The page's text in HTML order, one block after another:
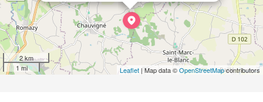
2 km
1 mi
Leaflet | Map data ©OpenStreetMapcontributors